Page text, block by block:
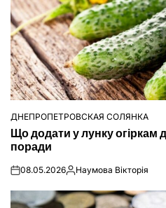
ОПУБЛІКУВАТИ
У
ДНЕПРОПЕТРОВСКАЯ СОЛЯНКА
Що додати у лунку огіркам
поради
on08.05.2026Опубліковано
Наумова Вікторія